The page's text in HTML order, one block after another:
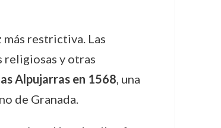
restrictiva. Las
y otras
Alpujarras en 1568, una
de Granada.